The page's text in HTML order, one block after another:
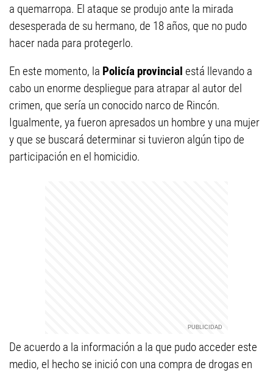
a quemarropa. El ataque se produjo ante la mirada
desesperada de su hermano, de 18 años, que no pudo
hacer nada para protegerlo.
En este momento, la Policía provincial está llevando a
cabo un enorme despliegue para atrapar al autor del
crimen, que sería un conocido narco de Rincón.
Igualmente, ya fueron apresados un hombre y una mujer
y que se buscará determinar si tuvieron algún tipo de
participación en el homicidio.
De acuerdo a la información a la que pudo acceder este
medio, el hecho se inició con una compra de drogas en